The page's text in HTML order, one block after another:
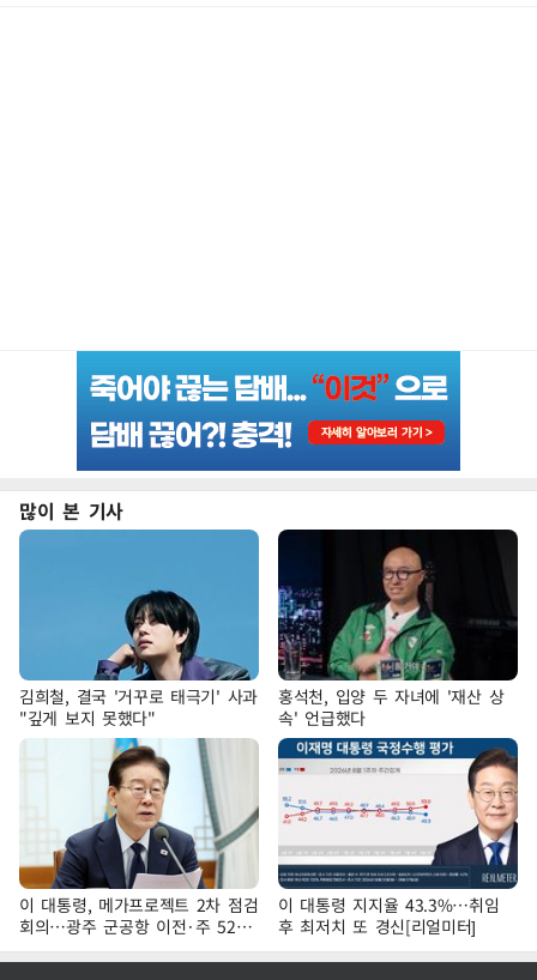
많이 본 기사
김희철, 결국 '거꾸로 태극기' 사과
"깊게 보지 못했다"
홍석천, 입양 두 자녀에 '재산 상
속' 언급했다
이 대통령, 메가프로젝트 2차 점검
회의…광주 군공항 이전·주 52시
간 예외 등 논의
이 대통령 지지율 43.3%…취임
후 최저치 또 경신[리얼미터]